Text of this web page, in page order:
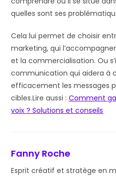
quelles sont ses
Cela lui permet de choisir
marketing, qui
et la commercialisation. Ou
communication qui aidera à
efficacement les messages
cibles.Lire aussi :Comment
voix ? Solutions et conseils
Fanny Roche
Esprit créatif et stratège en